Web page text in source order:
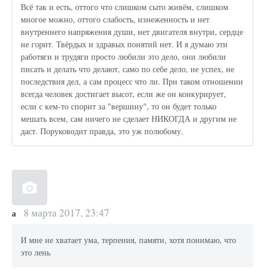
Всё так и есть, оттого что слишком сыто живём, слишком
многое можно, оттого слабость, изнеженность и нет
внутреннего напряжения души, нет двигателя внутри, сердце
не горит. Твёрдых и здравых понятий нет. И я думаю эти
работяги и трудяги просто любили это дело, они любили
писать и делать что делают, само по себе дело, не успех, не
последствия дел, а сам процесс что ли. При таком отношении
всегда человек достигает высот, если же он конкурирует,
если с кем-то спорит за "вершину", то он будет только
мешать всем, сам ничего не сделает НИКОГДА и другим не
даст. Поруководит правда, это уж полюбому.
а 8 марта 2017, 23:47
И мне не хватает ума, терпения, памяти, хотя понимаю, что
это лень